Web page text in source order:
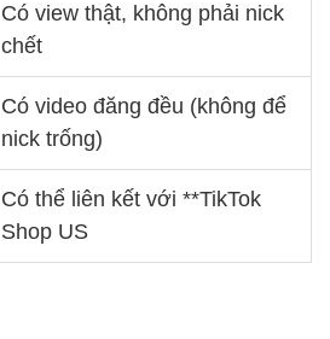
Có view thật, không phải nick
chết
Có video đăng đều (không để
nick trống)
Có thể liên kết với **TikTok
Shop US